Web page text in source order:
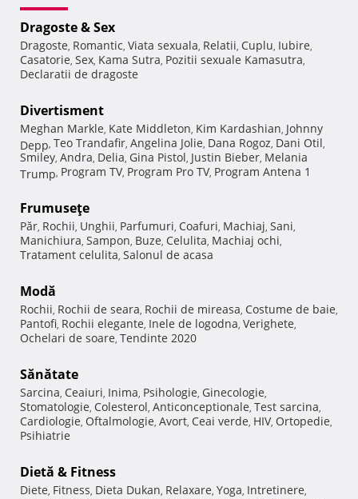
Dragoste & Sex
Dragoste, Romantic, Viata sexuala, Relatii, Cuplu, Iubire,
Casatorie, Sex, Kama Sutra, Pozitii sexuale Kamasutra,
Declaratii de dragoste
Divertisment
Meghan Markle, Kate Middleton, Kim Kardashian, Johnny
Depp, Teo Trandafir, Angelina Jolie, Dana Rogoz, Dani Otil,
Smiley, Andra, Delia, Gina Pistol, Justin Bieber, Melania
Trump, Program TV, Program Pro TV, Program Antena 1
Frumuseţe
Păr, Rochii, Unghii, Parfumuri, Coafuri, Machiaj, Sani,
Manichiura, Sampon, Buze, Celulita, Machiaj ochi,
Tratament celulita, Salonul de acasa
Modă
Rochii, Rochii de seara, Rochii de mireasa, Costume de baie,
Pantofi, Rochii elegante, Inele de logodna, Verighete,
Ochelari de soare, Tendinte 2020
Sănătate
Sarcina, Ceaiuri, Inima, Psihologie, Ginecologie,
Stomatologie, Colesterol, Anticonceptionale, Test sarcina,
Cardiologie, Oftalmologie, Avort, Ceai verde, HIV, Ortopedie,
Psihiatrie
Dietă & Fitness
Diete, Fitness, Dieta Dukan, Relaxare, Yoga, Intretinere,